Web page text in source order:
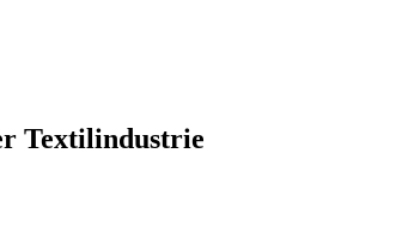
Textilindustrie